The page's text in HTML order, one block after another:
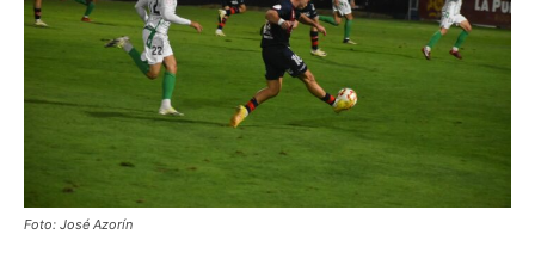
Foto: José Azorín